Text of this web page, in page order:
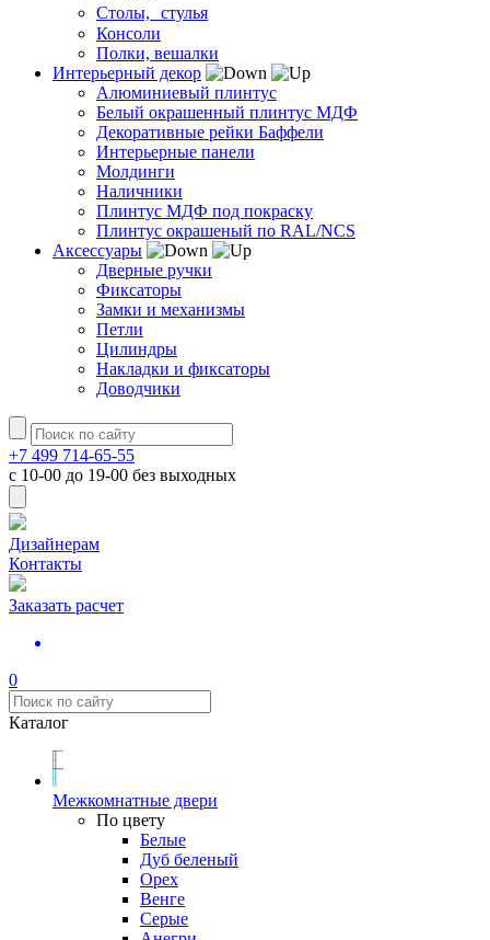
Столы, стулья
Консоли
Полки, вешалки
Интерьерный декор
Алюминиевый плинтус
Белый окрашенный плинтус МДФ
Декоративные рейки Баффели
Интерьерные панели
Молдинги
Наличники
Плинтус МДФ под покраску
Плинтус окрашеный по RAL/NCS
Аксессуары
Дверные ручки
Фиксаторы
Замки и механизмы
Петли
Цилиндры
Накладки и фиксаторы
Доводчики
+7 499 714-65-55
с 10-00 до 19-00 без выходных
Дизайнерам
Контакты
Заказать расчет
0
Каталог
Межкомнатные двери
По цвету
Белые
Дуб беленый
Орех
Венге
Серые